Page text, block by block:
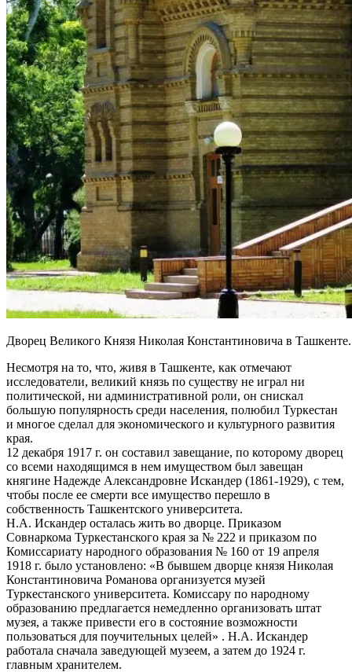
Дворец Великого Князя Николая Константиновича в Ташкенте.
Несмотря на то, что, живя в Ташкенте, как отмечают
исследователи, великий князь по существу не играл ни
политической, ни административной роли, он снискал
большую популярность среди населения, полюбил Туркестан
и многое сделал для экономического и культурного развития
края.
12 декабря 1917 г. он составил завещание, по которому дворец
со всеми находящимся в нем имуществом был завещан
княгине Надежде Александровне Искандер (1861-1929), с тем,
чтобы после ее смерти все имущество перешло в
собственность Ташкентского университета.
Н.А. Искандер осталась жить во дворце. Приказом
Совнаркома Туркестанского края за № 222 и приказом по
Комиссариату народного образования № 160 от 19 апреля
1918 г. было установлено: «В бывшем дворце князя Николая
Константиновича Романова организуется музей
Туркестанского университета. Комиссару по народному
образованию предлагается немедленно организовать штат
музея, а также привести его в состояние возможности
пользоваться для поучительных целей» . Н.А. Искандер
работала сначала заведующей музеем, а затем до 1924 г.
главным хранителем.